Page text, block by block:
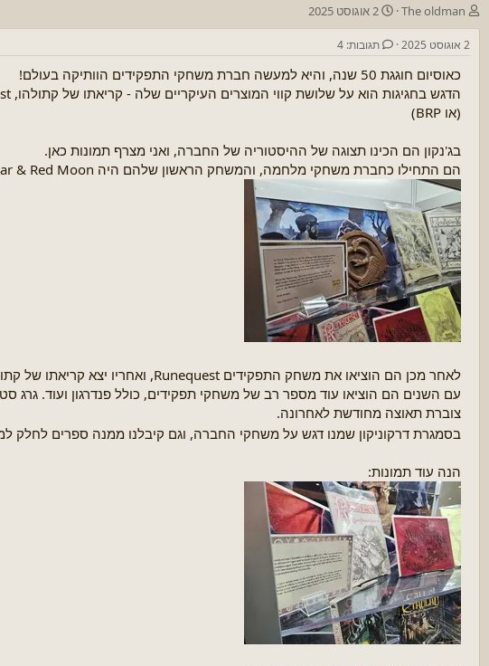
מ
ח
ב
ר
ת
ה
ש
א
The oldman
ת
א
ר
י
ך
ה
ה
2 אוגוסט 2025
2 אוגוסט 2025 תגובות: 4
כאוסיום חוגגת 50 שנה, והיא למעשה חברת משחקי התפקידים הוותיקה בעולם!
(או BRP)
בג'נקון הם הכינו תצוגה של ההיסטוריה של החברה, ואני מצרף תמונות כאן.
הם התחילו כחברת משחקי מלחמה, והמשחק הראשון שלהם היה White bear & Red Moon
לאחר מכן הם הוציאו את משחק התפקידים Runequest, ואחריו יצא קריאתו של קתולהו.
עם השנים הם הוציאו עוד מספר רב של משחקי תפקידים, כולל פנדרגון ועוד.
צוברת תאוצה מחודשת לאחרונה.
בסמגרת דרקוניקון שמנו דגש על משחקי החברה, וגם קיבלנו ממנה ספרים לחלק
הנה עוד תמונות: